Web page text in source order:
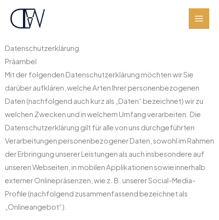
Inhalt
Datenschutzerklärung
Präambel
Mit der folgenden Datenschutzerklärung möchten wir Sie
darüber aufklären, welche Arten Ihrer personenbezogenen
Daten (nachfolgend auch kurz als „Daten“ bezeichnet) wir zu
welchen Zwecken und in welchem Umfang verarbeiten. Die
Datenschutzerklärung gilt für alle von uns durchgeführten
Verarbeitungen personenbezogener Daten, sowohl im Rahmen
der Erbringung unserer Leistungen als auch insbesondere auf
unseren Webseiten, in mobilen Applikationen sowie innerhalb
externer Onlinepräsenzen, wie z. B. unserer Social-Media-
Profile (nachfolgend zusammenfassend bezeichnet als
„Onlineangebot“).